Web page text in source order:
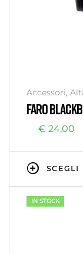
Accessori,
Senza
FARO
€ 24,00
SCEGLI
IN STOCK